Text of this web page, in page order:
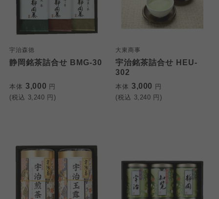
宇治森徳
静岡銘茶詰合せ BMG-30
本体 3,000 円
(税込 3,240 円)
大東商事
宇治銘茶詰合せ HEU-
302
本体 3,000 円
(税込 3,240 円)